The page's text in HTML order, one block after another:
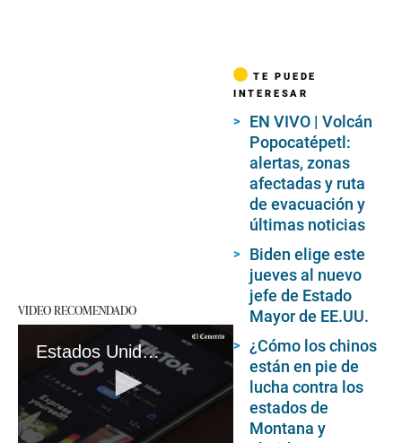
VIDEO RECOMENDADO
Estados Unidos: Montana se convierte en el primer estado en prohibir TikTok
TE PUEDE
INTERESAR
EN VIVO | Volcán
Popocatépetl:
alertas, zonas
afectadas y ruta
de evacuación y
últimas noticias
Biden elige este
jueves al nuevo
jefe de Estado
Mayor de EE.UU.
¿Cómo los chinos
están en pie de
lucha contra los
estados de
Montana y